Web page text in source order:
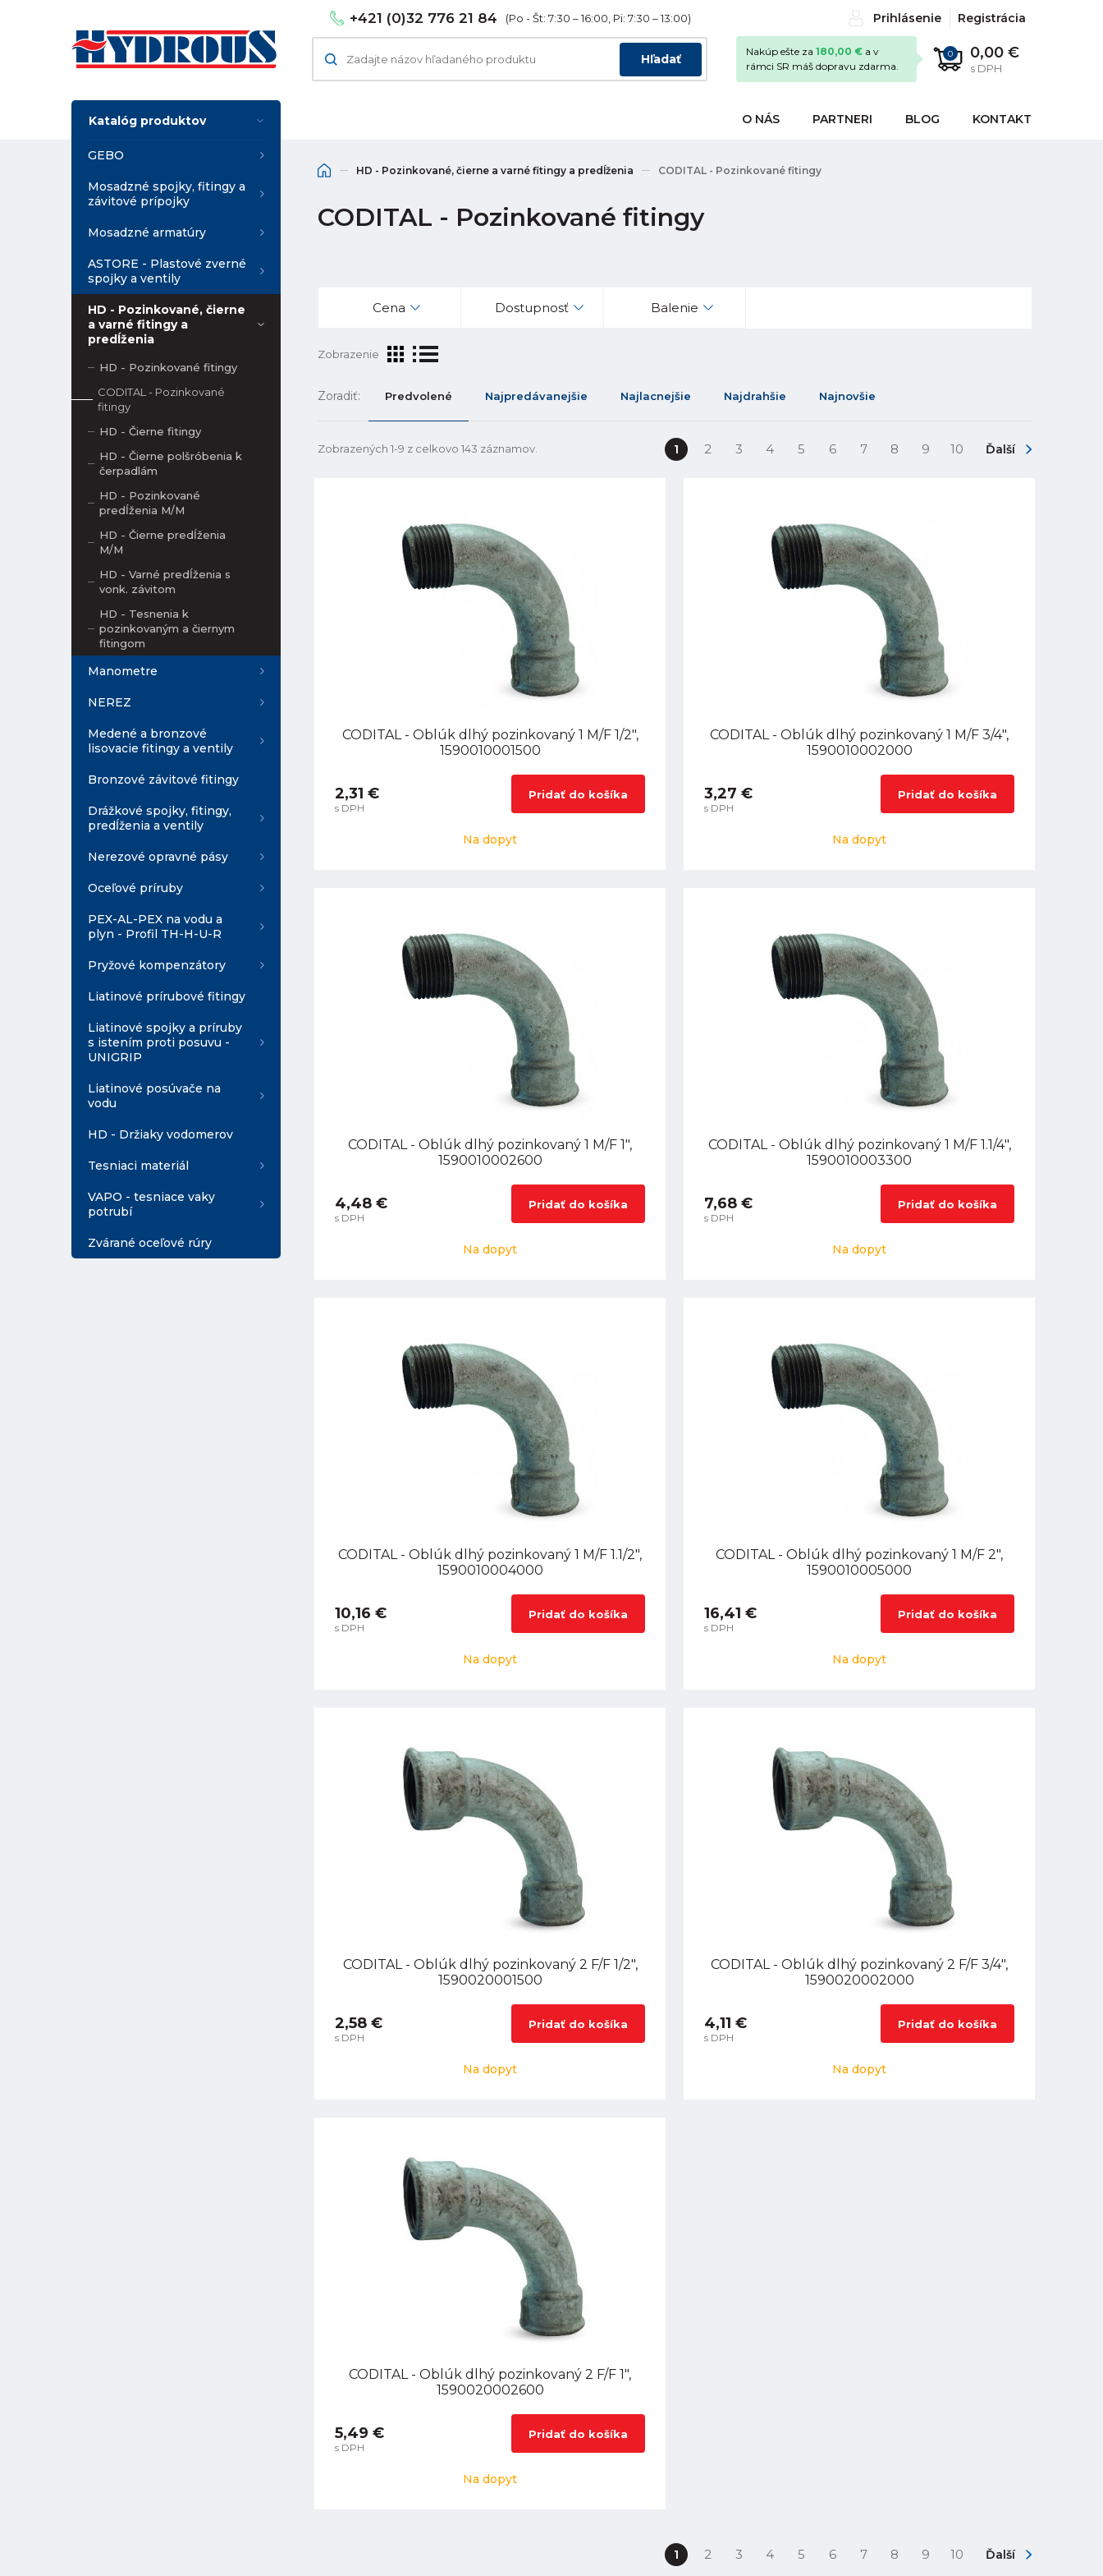
+421 (0)32 776 21 84 (Po - Št: 7:30 – 16:00, Pi: 7:30 – 13:00) Prihlásenie Registrácia
Hľadať 0 0,00 €
s DPH
Nakúp ešte za 180,00 € a v
rámci SR máš dopravu zdarma.
O NÁS PARTNERI BLOG KONTAKT
Katalóg produktov
GEBO
Mosadzné spojky, fitingy a
závitové prípojky
Mosadzné armatúry
ASTORE - Plastové zverné
spojky a ventily
HD - Pozinkované, čierne
a varné fitingy a
predĺženia
HD - Pozinkované fitingy
CODITAL - Pozinkované
fitingy
HD - Čierne fitingy
HD - Čierne polšróbenia k
čerpadlám
HD - Pozinkované
predĺženia M/M
HD - Čierne predĺženia
M/M
HD - Varné predĺženia s
vonk. závitom
HD - Tesnenia k
pozinkovaným a čiernym
fitingom
Manometre
NEREZ
Medené a bronzové
lisovacie fitingy a ventily
Bronzové závitové fitingy
Drážkové spojky, fitingy,
predĺženia a ventily
Nerezové opravné pásy
Oceľové príruby
PEX-AL-PEX na vodu a
plyn - Profil TH-H-U-R
Pryžové kompenzátory
Liatinové prírubové fitingy
Liatinové spojky a príruby
s istením proti posuvu -
UNIGRIP
Liatinové posúvače na
vodu
HD - Držiaky vodomerov
Tesniaci materiál
VAPO - tesniace vaky
potrubí
Zvárané oceľové rúry
HD - Pozinkované, čierne a varné fitingy a predĺženia CODITAL - Pozinkované fitingy
CODITAL - Pozinkované fitingy
Cena Dostupnosť Balenie
Zobrazenie
Zoradiť: Predvolené Najpredávanejšie Najlacnejšie Najdrahšie Najnovšie
Zobrazených 1-9 z celkovo 143 záznamov. 1 2 3 4 5 6 7 8 9 10 Ďalší
CODITAL - Oblúk dlhý pozinkovaný 1 M/F 1/2",
1590010001500
2,31 €
s DPH
Pridať do košíka
Na dopyt
CODITAL - Oblúk dlhý pozinkovaný 1 M/F 3/4",
1590010002000
3,27 €
s DPH
Pridať do košíka
Na dopyt
CODITAL - Oblúk dlhý pozinkovaný 1 M/F 1",
1590010002600
4,48 €
s DPH
Pridať do košíka
Na dopyt
CODITAL - Oblúk dlhý pozinkovaný 1 M/F 1.1/4",
1590010003300
7,68 €
s DPH
Pridať do košíka
Na dopyt
CODITAL - Oblúk dlhý pozinkovaný 1 M/F 1.1/2",
1590010004000
10,16 €
s DPH
Pridať do košíka
Na dopyt
CODITAL - Oblúk dlhý pozinkovaný 1 M/F 2",
1590010005000
16,41 €
s DPH
Pridať do košíka
Na dopyt
CODITAL - Oblúk dlhý pozinkovaný 2 F/F 1/2",
1590020001500
2,58 €
s DPH
Pridať do košíka
Na dopyt
CODITAL - Oblúk dlhý pozinkovaný 2 F/F 3/4",
1590020002000
4,11 €
s DPH
Pridať do košíka
Na dopyt
CODITAL - Oblúk dlhý pozinkovaný 2 F/F 1",
1590020002600
5,49 €
s DPH
Pridať do košíka
Na dopyt
1 2 3 4 5 6 7 8 9 10 Ďalší